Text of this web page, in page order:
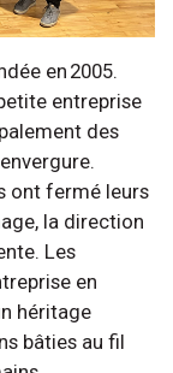
en 2005.
entreprise
des
ont fermé leurs
la direction
Les
en
héritage
bâties au fil